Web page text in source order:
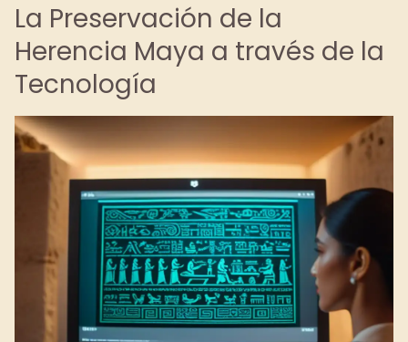
La Preservación de la
Herencia Maya a través de la
Tecnología